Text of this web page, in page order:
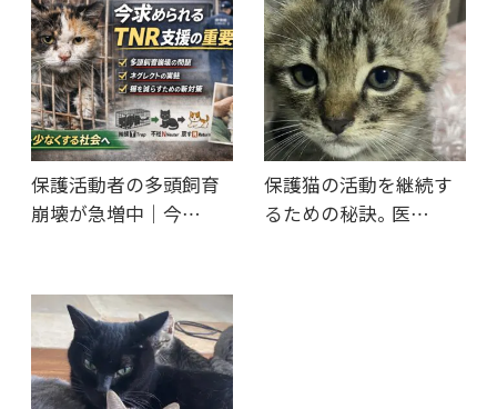
保護活動者の多頭飼育
崩壊が急増中｜今…
保護猫の活動を継続す
るための秘訣。医…